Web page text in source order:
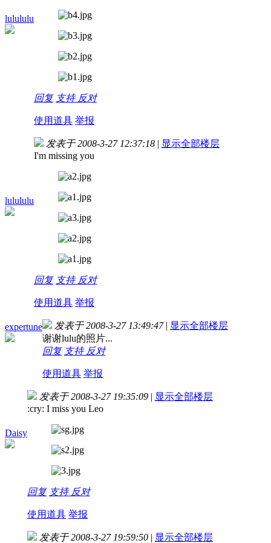
lulululu
回复 支持 反对
使用道具 举报
lulululu
发表于 2008-3-27 12:37:18 | 显示全部楼层
I'm missing you
回复 支持 反对
使用道具 举报
expertune 发表于 2008-3-27 13:49:47 | 显示全部楼层
谢谢lulu的照片...
回复 支持 反对
使用道具 举报
Daisy
发表于 2008-3-27 19:35:09 | 显示全部楼层
:cry: I miss you Leo
回复 支持 反对
使用道具 举报
发表于 2008-3-27 19:59:50 | 显示全部楼层